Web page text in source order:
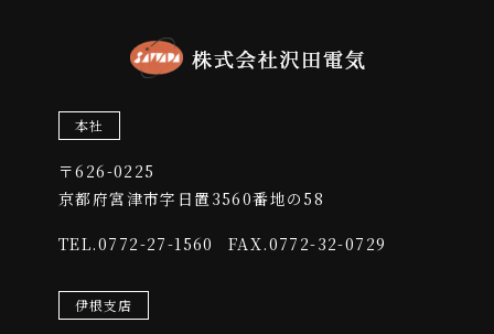
本社
〒626-0225
​​​​​​​京都府宮津市字日置3560番地の58
TEL.0772-27-1560 FAX.0772-32-0729
伊根支店